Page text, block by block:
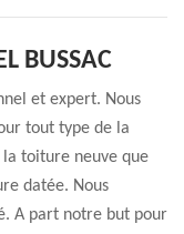
BUSSAC
et expert. Nous
tout type de la
toiture neuve que
datée. Nous
A part notre but pour